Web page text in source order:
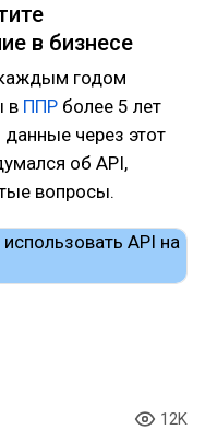
в бизнесе
каждым годом
в ППР более 5 лет
через этот
об API,
вопросы.
12K